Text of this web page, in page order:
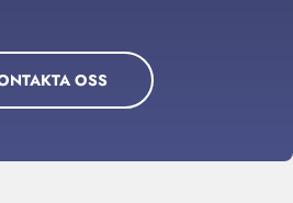
OSS